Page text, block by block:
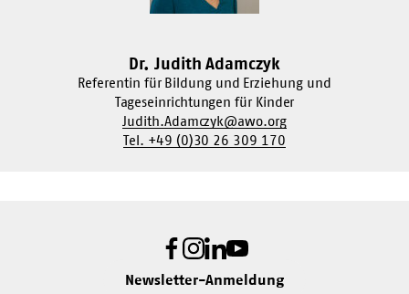
Dr. Judith Adamczyk
Referentin für Bildung und Erziehung und
Tageseinrichtungen für Kinder
Judith.Adamczyk@awo.org
Tel. +49 (0)30 26 309 170
Facebook
Instagram
LinkedIn
Youtube
Newsletter-Anmeldung